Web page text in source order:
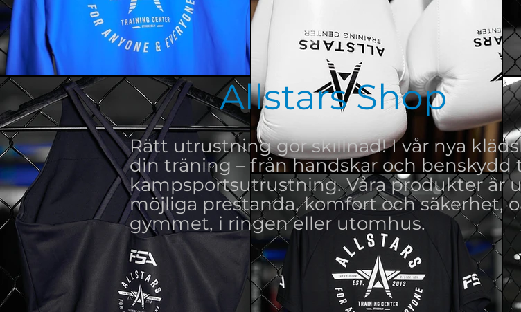
Allstars Shop
Rätt utrustning gör skillnad! I vår nya
din träning – från handskar och benskydd
kampsportsutrustning. Våra produkter är
möjliga prestanda, komfort och säkerhet,
gymmet, i ringen eller utomhus.